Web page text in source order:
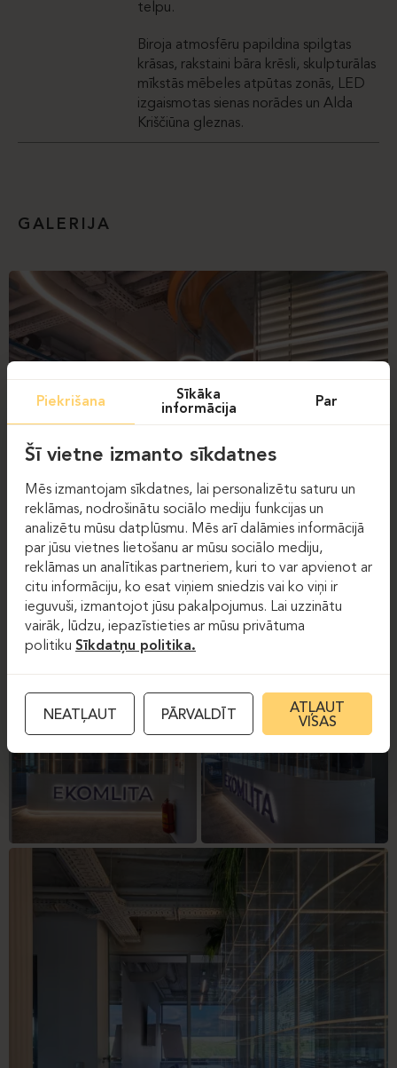
telpu.
Biroja atmosfēru papildina spilgtas
krāsas, rakstaini bāra krēsli, skulpturālas
mīkstās mēbeles atpūtas zonās, LED
izgaismotas sienas norādes un Alda
Kriščiūna gleznas.
GALERIJA
Piekrišana
Sīkāka
informācija
Par
Šī vietne izmanto sīkdatnes
Mēs izmantojam sīkdatnes, lai personalizētu saturu un
reklāmas, nodrošinātu sociālo mediju funkcijas un
analizētu mūsu datplūsmu. Mēs arī dalāmies informācijā
par jūsu vietnes lietošanu ar mūsu sociālo mediju,
reklāmas un analītikas partneriem, kuri to var apvienot ar
citu informāciju, ko esat viņiem sniedzis vai ko viņi ir
ieguvuši, izmantojot jūsu pakalpojumus. Lai uzzinātu
vairāk, lūdzu, iepazīstieties ar mūsu privātuma
politiku Sīkdatņu politika.
NEATĻAUT PĀRVALDĪT
ATĻAUT
VISAS